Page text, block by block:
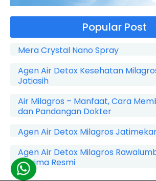
Popular Post
Mera Crystal Nano Spray
Agen Air Detox Kesehatan
Jatiasih
Air Milagros – Manfaat, Cara
dan Pandangan Dokter
Agen Air Detox Milagros
Agen Air Detox Milagros
Maxima Resmi